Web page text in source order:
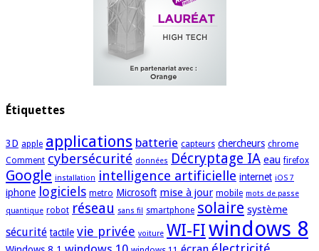
Étiquettes
3D apple applications batterie capteurs chercheurs chrome
Comment cybersécurité données Décryptage IA eau firefox
Google installation intelligence artificielle internet iOS 7
iphone logiciels metro Microsoft mise à jour mobile mots de passe
quantique robot réseau sans fil smartphone solaire système
sécurité tactile vie privée voiture WI-FIwindows 8